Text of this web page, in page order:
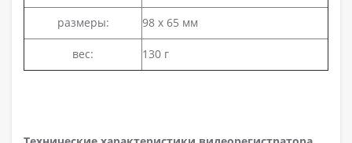
размеры: 98 х 65 мм
вес: 130 г